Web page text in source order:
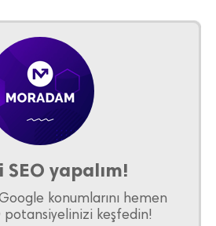
SEO yapalım!
konumlarını hemen
potansiyelinizi keşfedin!